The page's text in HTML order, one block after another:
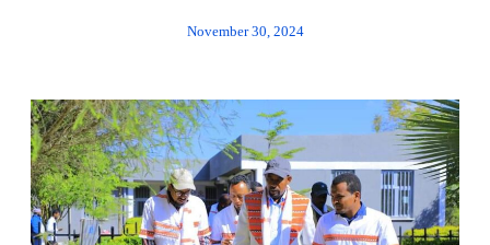
November 30, 2024